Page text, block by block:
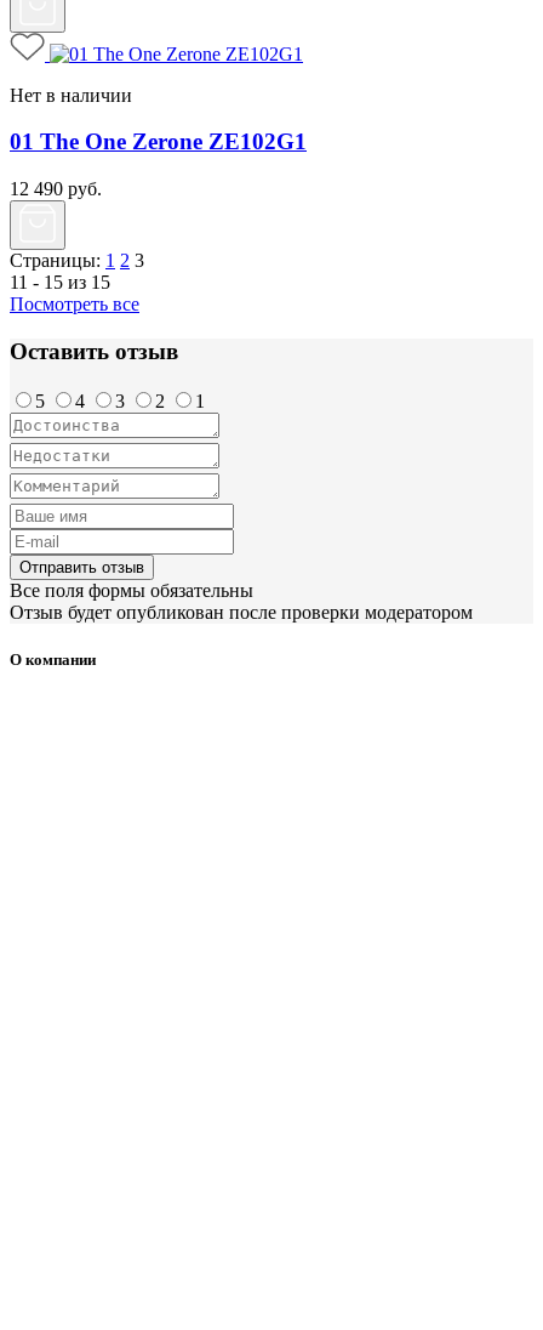
Нет в наличии
01 The One Zerone ZE102G1
12 490 руб.
Страницы: 1 2 3
11 - 15 из 15
Посмотреть все
Оставить отзыв
5 4 3 2 1
Отправить отзыв
Все поля формы обязательны
Отзыв будет опубликован после проверки модератором
О компании